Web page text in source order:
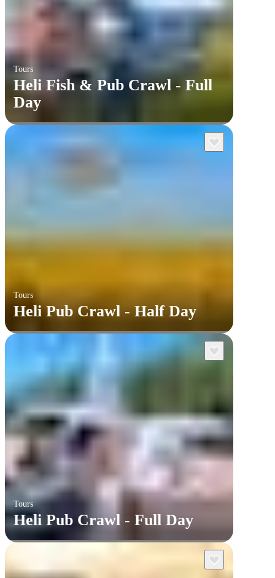
Tours
Heli Fish & Pub Crawl - Full
Day
Tours
Heli Pub Crawl - Half Day
Tours
Heli Pub Crawl - Full Day